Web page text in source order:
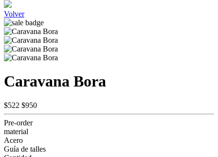
Volver
Caravana Bora
$522 $950
Pre-order
material
Acero
Guía de talles